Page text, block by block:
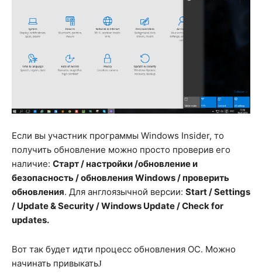
Если вы участник программы Windows Insider, то
получить обновление можно просто проверив его
наличие: Старт / настройки /обновление и
безопасность / обновления Windows / проверить
обновления. Для англоязычной версии: Start / Settings
/ Update & Security / Windows Update / Check for
updates.
Вот так будет идти процесс обновления ОС. Можно
начинать привыкатьJ